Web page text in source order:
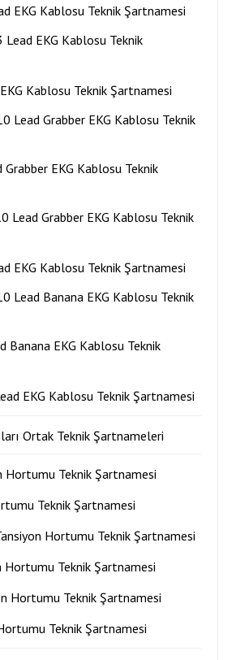
EKG Kablosu Teknik Şartnamesi
EKG Kablosu Teknik
Kablosu Teknik Şartnamesi
Lead Grabber EKG Kablosu Teknik
EKG Kablosu Teknik
Lead Grabber EKG Kablosu Teknik
EKG Kablosu Teknik Şartnamesi
Lead Banana EKG Kablosu Teknik
Banana EKG Kablosu Teknik
EKG Kablosu Teknik Şartnamesi
Ortak Teknik Şartnameleri
Hortumu Teknik Şartnamesi
Teknik Şartnamesi
Hortumu Teknik Şartnamesi
Hortumu Teknik Şartnamesi
Hortumu Teknik Şartnamesi
Teknik Şartnamesi